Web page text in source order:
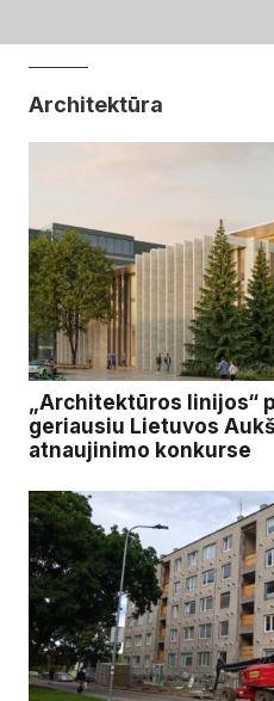
Architektūra
„Architektūros linijos“
geriausiu Lietuvos
atnaujinimo konkurse